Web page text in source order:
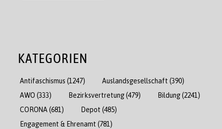
KATEGORIEN
Antifaschismus (1247) Auslandsgesellschaft (390)
AWO (333) Bezirksvertretung(479) Bildung(2241)
CORONA (681) Depot (485)
Engagement & Ehrenamt (781)